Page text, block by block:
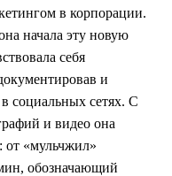
в корпорации.
начала эту новую
себя
и
социальных сетях. С
и видео она
от «мульчжил»
обозначающий